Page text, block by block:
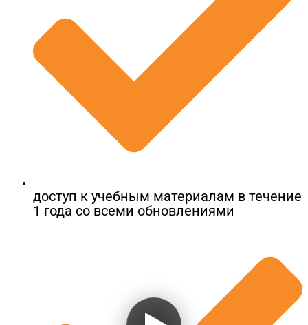
доступ к учебным материалам в течение
1 года со всеми обновлениями